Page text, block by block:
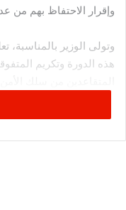
وإقرار الاحتفاظ بهم من
وتولى الوزير
هذه الدورة وتكريم
شهيد ملحمة بنقردان، رمز